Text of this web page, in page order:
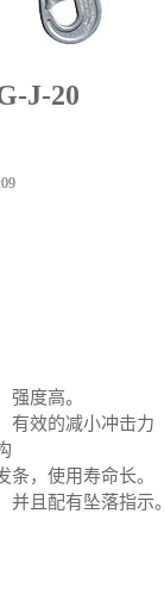
J-20
强度高。
有效的减小冲击力
条，使用寿命长。
并且配有坠落指示。